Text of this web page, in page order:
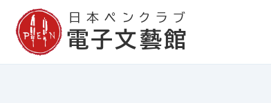
日本ペンクラブ
電子文藝館